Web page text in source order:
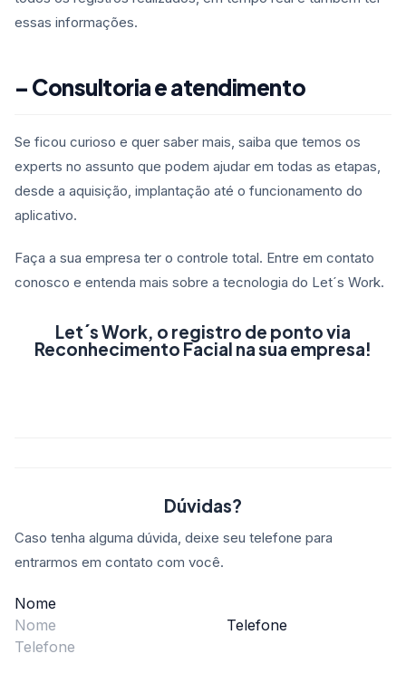
essas informações.
– Consultoria e atendimento
Se ficou curioso e quer saber mais, saiba que temos os
experts no assunto que podem ajudar em todas as etapas,
desde a aquisição, implantação até o funcionamento do
aplicativo.
Faça a sua empresa ter o controle total. Entre em contato
conosco e entenda mais sobre a tecnologia do Let´s Work.
Let´s Work, o registro de ponto via
Reconhecimento Facial na sua empresa!
Dúvidas?
Caso tenha alguma dúvida, deixe seu telefone para
entrarmos em contato com você.
Nome
Telefone